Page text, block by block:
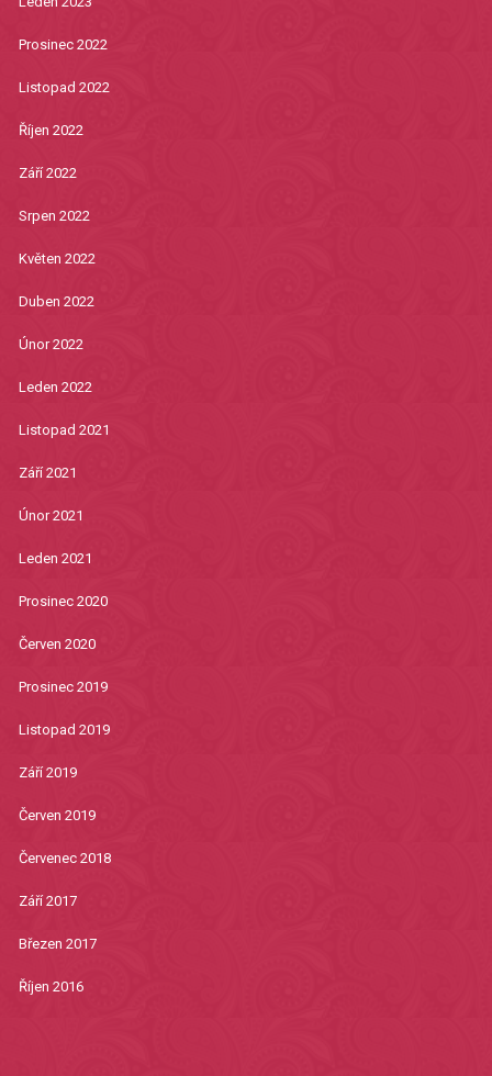
Prosinec 2022
Listopad 2022
Říjen 2022
Září 2022
Srpen 2022
Květen 2022
Duben 2022
Únor 2022
Leden 2022
Listopad 2021
Září 2021
Únor 2021
Leden 2021
Prosinec 2020
Červen 2020
Prosinec 2019
Listopad 2019
Září 2019
Červen 2019
Červenec 2018
Září 2017
Březen 2017
Říjen 2016